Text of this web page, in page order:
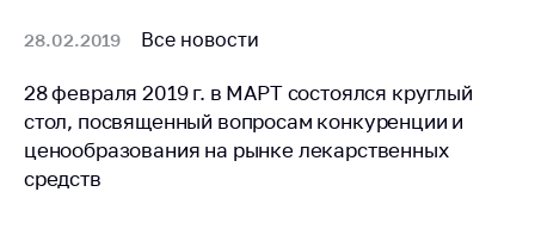
5 лет МАРТ
Деятельность
Ценовая политика
Антимонопольное
регулирование и
28.02.2019 Все новости
28 февраля 2019 г. в МАРТ состоялся круглый
стол, посвященный вопросам конкуренции и
ценообразования на рынке лекарственных
средств